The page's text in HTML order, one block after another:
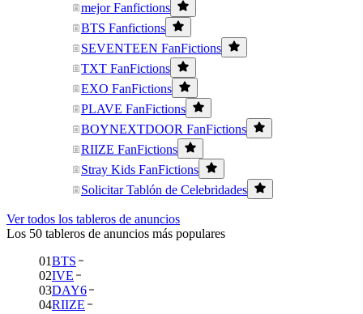
mejor Fanfictions
BTS Fanfictions
SEVENTEEN FanFictions
TXT FanFictions
EXO FanFictions
PLAVE FanFictions
BOYNEXTDOOR FanFictions
RIIZE FanFictions
Stray Kids FanFictions
Solicitar Tablón de Celebridades
Ver todos los tableros de anuncios
Los 50 tableros de anuncios más populares
01BTS
02IVE
03DAY6
04RIIZE